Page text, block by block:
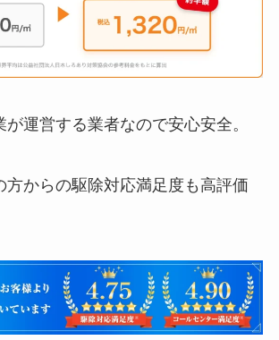
が運営する業者なので安心安全。
方からの駆除対応満足度も高評価